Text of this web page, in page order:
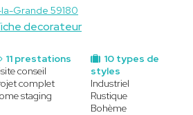
decorateur
Grande 59180
10 types de
styles
Industriel
Rustique
Bohème
11 prestations
conseil
complet
staging